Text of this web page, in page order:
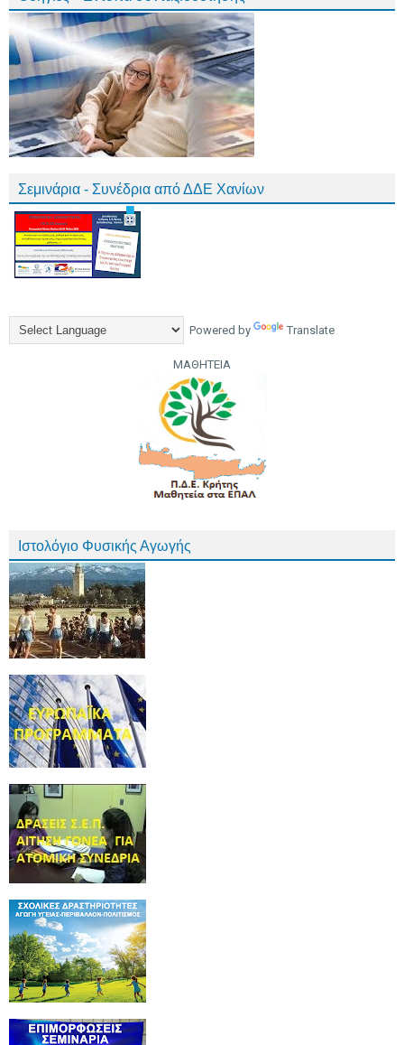
Σεμινάρια - Συνέδρια από ΔΔΕ Χανίων
Powered by Translate
ΜΑΘΗΤΕΙΑ
Ιστολόγιο Φυσικής Αγωγής